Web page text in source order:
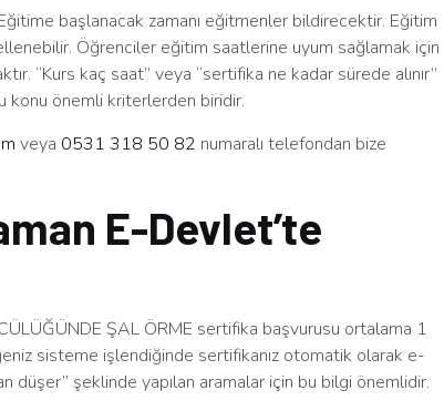
başlanacak zamanı eğitmenler bildirecektir. Eğitim
Öğrenciler eğitim saatlerine uyum sağlamak için
“Kurs kaç saat” veya “sertifika ne kadar sürede alınır”
konu önemli kriterlerden biridir.
veya 0531 318 50 82 numaralı telefondan bize
E-Devlet’te
ŞAL ÖRME sertifika başvurusu ortalama 1
sisteme işlendiğinde sertifikanız otomatik olarak e-
düşer” şeklinde yapılan aramalar için bu bilgi önemlidir.